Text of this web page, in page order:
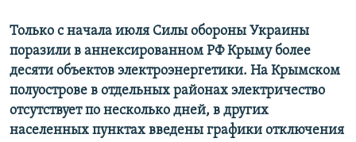
Только с начала июля Силы обороны Украины
поразили в аннексированном РФ Крыму более
десяти объектов электроэнергетики. На Крымском
полуострове в отдельных районах электричество
отсутствует по несколько дней, в других
населенных пунктах введены графики отключения